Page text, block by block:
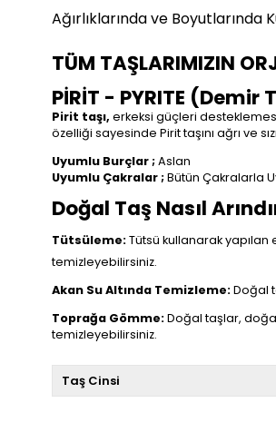
Ağırlıklarında ve Boyutlarında
TÜM TAŞLARIMIZIN
PİRİT - PYRITE (Demir
Pirit taşı, erkeksi güçleri
özelliği sayesinde Pirit taşını ağrı ve
Uyumlu Burçlar ;Aslan
Uyumlu Çakralar ;Bütün Çakralarla
Doğal Taş Nasıl
Tütsüleme:Tütsü kullanarak yapılan
temizleyebilirsiniz.
Akan Su Altında Temizleme:Doğal
Toprağa Gömme:Doğal taşlar,
temizleyebilirsiniz.
Taş Cinsi